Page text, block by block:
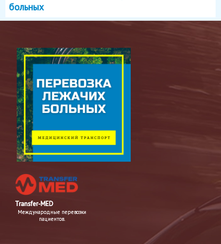
больных
Transfer-MED
Международные перевозки
пациентов.